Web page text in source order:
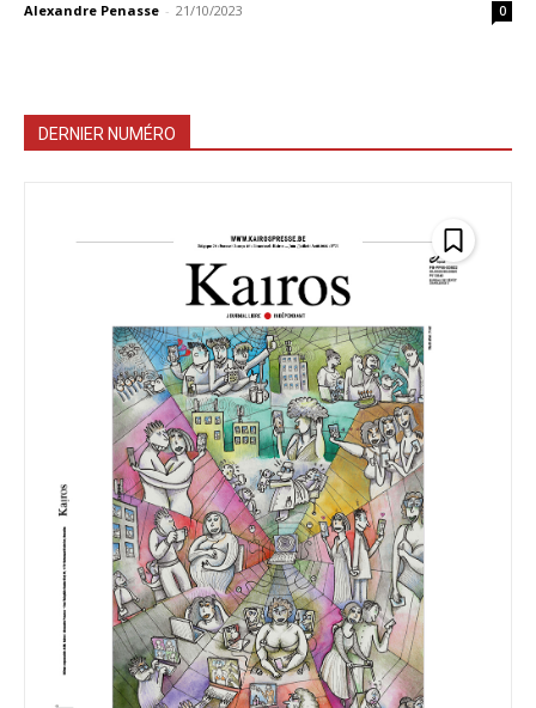
Alexandre Penasse - 21/10/2023 0
DERNIER NUMÉRO